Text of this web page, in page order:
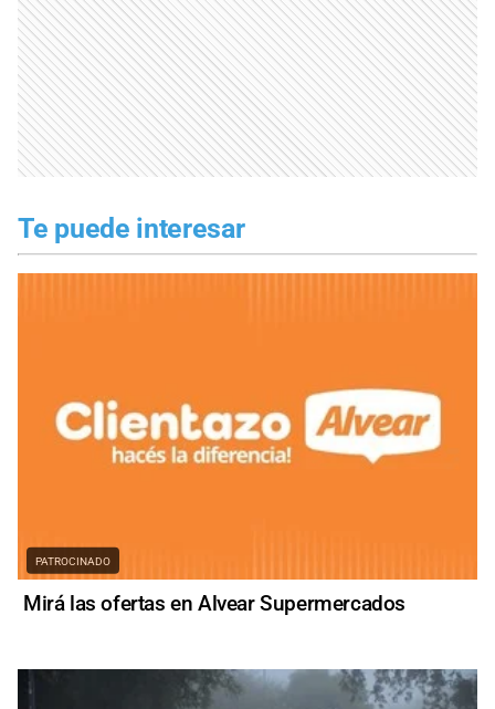
Te puede interesar
PATROCINADO
Mirá las ofertas en Alvear Supermercados